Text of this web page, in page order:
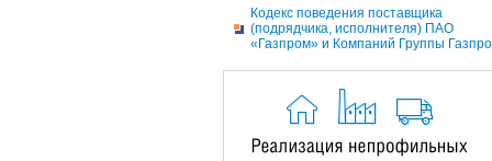
Кодекс поведения поставщика
(подрядчика, исполнителя) ПАО
«Газпром» и Компаний Группы